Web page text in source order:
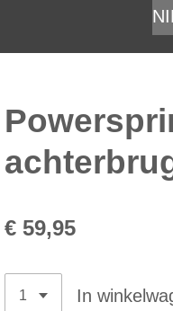
€ 59,95
In